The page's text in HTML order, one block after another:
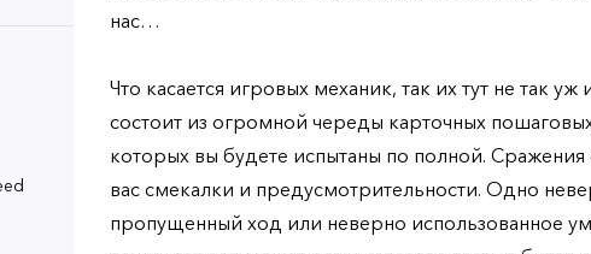
нас…
Что касается игровых механик, так их тут не так
состоит из огромной череды карточных
которых вы будете испытаны по полной.
вас смекалки и предусмотрительности. Одно
пропущенный ход или неверно использованное